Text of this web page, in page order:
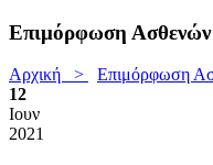
Επιμόρφωση Ασθενών
Αρχική >
Επιμόρφωση
12
Ιουν
2021